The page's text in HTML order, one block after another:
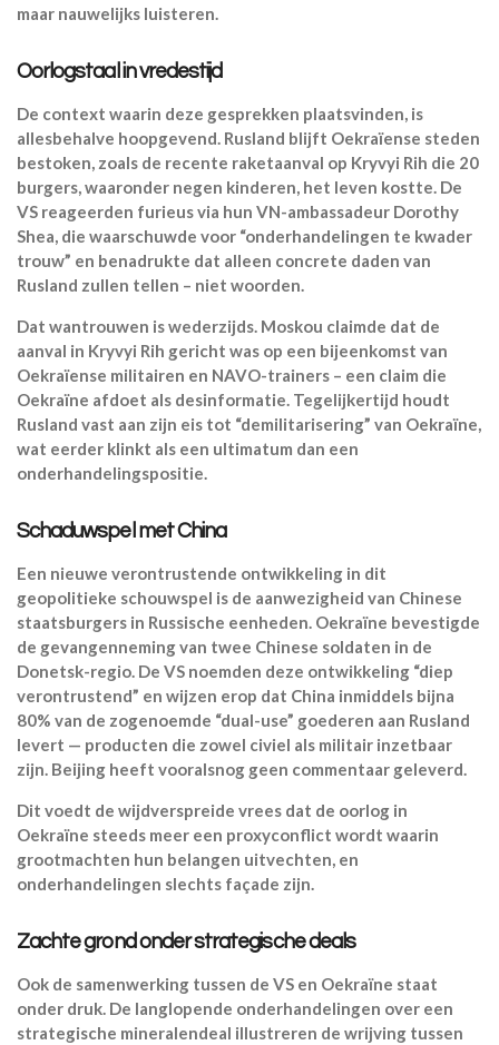
maar nauwelijks luisteren.
Oorlogstaal in vredestijd
De context waarin deze gesprekken plaatsvinden, is
allesbehalve hoopgevend. Rusland blijft Oekraïense steden
bestoken, zoals de recente raketaanval op Kryvyi Rih die 20
burgers, waaronder negen kinderen, het leven kostte. De
VS reageerden furieus via hun VN-ambassadeur Dorothy
Shea, die waarschuwde voor “onderhandelingen te kwader
trouw” en benadrukte dat alleen concrete daden van
Rusland zullen tellen – niet woorden.
Dat wantrouwen is wederzijds. Moskou claimde dat de
aanval in Kryvyi Rih gericht was op een bijeenkomst van
Oekraïense militairen en NAVO-trainers – een claim die
Oekraïne afdoet als desinformatie. Tegelijkertijd houdt
Rusland vast aan zijn eis tot “demilitarisering” van Oekraïne,
wat eerder klinkt als een ultimatum dan een
onderhandelingspositie.
Schaduwspel met China
Een nieuwe verontrustende ontwikkeling in dit
geopolitieke schouwspel is de aanwezigheid van Chinese
staatsburgers in Russische eenheden. Oekraïne bevestigde
de gevangenneming van twee Chinese soldaten in de
Donetsk-regio. De VS noemden deze ontwikkeling “diep
verontrustend” en wijzen erop dat China inmiddels bijna
80% van de zogenoemde “dual-use” goederen aan Rusland
levert — producten die zowel civiel als militair inzetbaar
zijn. Beijing heeft vooralsnog geen commentaar geleverd.
Dit voedt de wijdverspreide vrees dat de oorlog in
Oekraïne steeds meer een proxyconflict wordt waarin
grootmachten hun belangen uitvechten, en
onderhandelingen slechts façade zijn.
Zachte grond onder strategische deals
Ook de samenwerking tussen de VS en Oekraïne staat
onder druk. De langlopende onderhandelingen over een
strategische mineralendeal illustreren de wrijving tussen